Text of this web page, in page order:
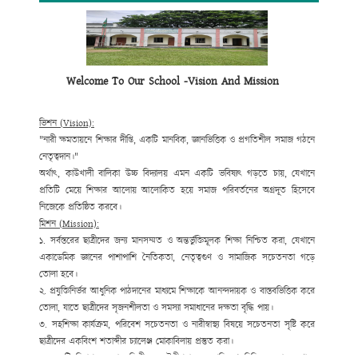
আমাদের নিবেদিতপ্রাণ শিক্ষকবৃন্দ প্রতিনিয়ত কাজ করছেন এমন একটি শিক্ষাবান্ধব,
নিরাপদ ও উৎসাহব্যঞ্জক পরিবেশ তৈরিতে,যেখানে প্রতিটি শিক্ষার্থী তার সম্ভাবনার
সর্বোচ্চ শিখরে পৌঁছাতে পারে।
এই ওয়েবসাইটটি আমাদের বিদ্যালয়ের আয়না-এখানে আপনি পাবেন শিক্ষা কার্যক্রম
হালনাগাদ। এটি শুধুই তথ্যের প্ল্যাটফর্ম নয়
এটি আমাদের শিক্ষাগত যাত্রার একটি
আমরা বিশ্বাস করি
আরও দৃঢ় করবে।
আসুন,আমরা একসঙ্গে হাতে হাত রেখে গড়ে তুলি
সমাজ।
শুভকামনাসহ,
ধন্যবাদান্তে,
মোহাম্মদ আবদুল কাদের
প্রধান শিক্ষক
কাউখালী বালিকা উচ্চ বিদ্যালয়
কাউখালী,রাঙ্গামাটি।
Welcome To Our School -Vision And Mission
ভিশন (Vision):
"নারী ক্ষমতায়নে শিক্ষার দীপ্তি,একটি মানবিক,জ্ঞানভিত্তিক ও প্রগতিশীল সমাজ গঠনে
নেতৃত্বদান।"
অর্থাৎ,কাউখালী বালিকা উচ্চ বিদ্যালয় এমন একটি ভবিষ্যৎ গড়তে চায়, যেখানে
প্রতিটি মেয়ে শিক্ষার আলোয় আলোকিত হয়ে সমাজ পরিবর্তনের অগ্রদূত হিসেবে
নিজেকে প্রতিষ্ঠিত করবে।
মিশন (Mission):
১.সর্বস্তরের ছাত্রীদের জন্য মানসম্মত ও অন্তর্ভুক্তিমূলক শিক্ষা নিশ্চিত করা,যেখানে
একাডেমিক জ্ঞানের পাশাপাশি নৈতিকতা, নেতৃত্বগুণ ও সামাজিক সচেতনতা গড়ে
তোলা হবে।
২.প্রযুক্তিনির্ভর আধুনিক পাঠদানের মাধ্যমে শিক্ষাকে আনন্দদায়ক ও বাস্তবভিত্তিক করে
তোলা,যাতে ছাত্রীদের সৃজনশীলতা ও সমস্যা সমাধানের দক্ষতা বৃদ্ধি পায়।
৩.সহশিক্ষা কার্যক্রম, পরিবেশ সচেতনতা ও নারীস্বাস্থ্য বিষয়ে সচেতনতা সৃষ্টি করে
ছাত্রীদের একবিংশ শতাব্দীর চ্যালেঞ্জ মোকাবিলায় প্রস্তুত করা।